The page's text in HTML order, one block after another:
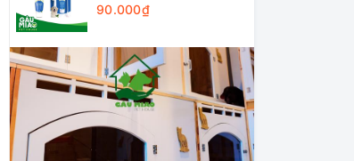
90.000₫